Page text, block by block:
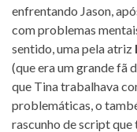
enfrentando Jason,
com problemas
sentido, uma pela atriz
(que era um grande fã
que Tina trabalhava
problemáticas, o
rascunho de script